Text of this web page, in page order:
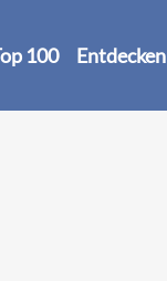
100 Entdecken